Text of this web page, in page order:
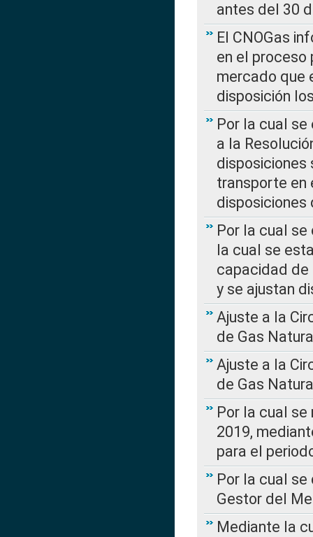
antes del 30
El CNOGas
en el
mercado que
disposición
Por la cual se
a la
disposiciones
transporte en
disposiciones
Por la cual se
la cual se
capacidad de
y se ajustan
Ajuste a la
de Gas
Ajuste a la
de Gas
Por la cual se
2019,
para el
Por la cual
Gestor del
Mediante la